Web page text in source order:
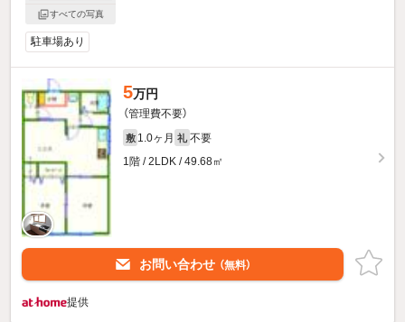
すべての写真
駐車場あり
5万円
（管理費不要）
敷 1.0ヶ月 礼 不要
1階 / 2LDK / 49.68㎡
お問い合わせ （無料）
提供